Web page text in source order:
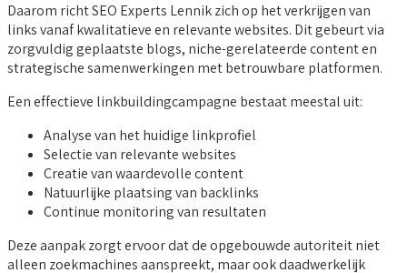
Daarom richt SEO Experts Lennik zich op het verkrijgen van
links vanaf kwalitatieve en relevante websites. Dit gebeurt via
zorgvuldig geplaatste blogs, niche-gerelateerde content en
strategische samenwerkingen met betrouwbare platformen.
Een effectieve linkbuildingcampagne bestaat meestal uit:
Analyse van het huidige linkprofiel
Selectie van relevante websites
Creatie van waardevolle content
Natuurlijke plaatsing van backlinks
Continue monitoring van resultaten
Deze aanpak zorgt ervoor dat de opgebouwde autoriteit niet
alleen zoekmachines aanspreekt, maar ook daadwerkelijk